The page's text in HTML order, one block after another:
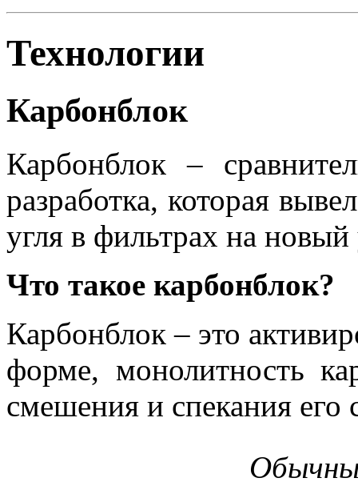
Технологии
Карбонблок
Карбонблок –
разработка, которая
угля в фильтрах на новый
Что такое карбонблок?
Карбонблок – это
форме, монолитность
смешения и спекания его